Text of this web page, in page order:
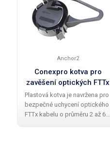
Anchor2
Conexpro kotva pro
zavěšení optických FTTx
kabelů 2-6 mm
Plastová kotva je navržena pro
bezpečné uchycení optického
FTTx kabelu o průměru 2 až 6